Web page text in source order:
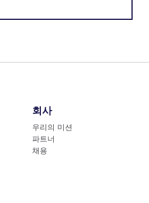
회사
우리의 미션
파트너
채용